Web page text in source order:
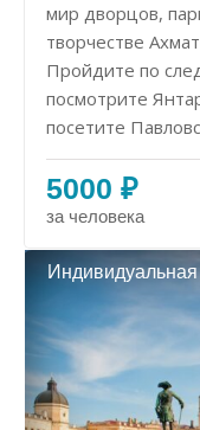
мир дворцов,
творчестве
Пройдите по
посмотрите
посетите
5000 ₽
за человека
Индивидуальная